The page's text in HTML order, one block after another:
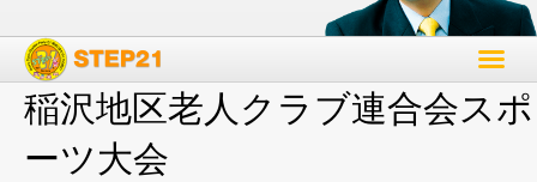
稲沢地区老人クラブ連合会スポ
ーツ大会